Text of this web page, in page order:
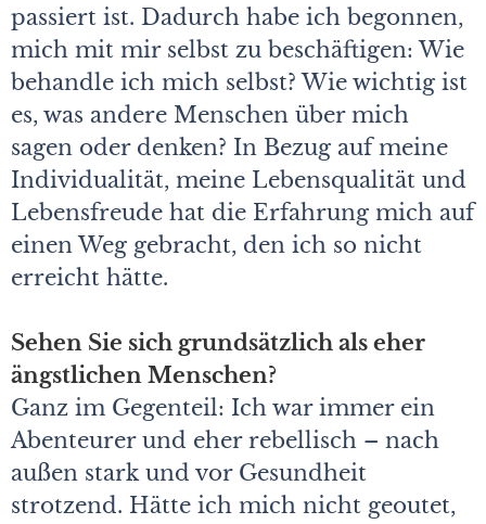
passiert ist. Dadurch habe ich begonnen,
mich mit mir selbst zu beschäftigen: Wie
behandle ich mich selbst? Wie wichtig ist
es, was andere Menschen über mich
sagen oder denken? In Bezug auf meine
Individualität, meine Lebensqualität und
Lebensfreude hat die Erfahrung mich auf
einen Weg gebracht, den ich so nicht
erreicht hätte.
Sehen Sie sich grundsätzlich als eher
ängstlichen Menschen?
Ganz im Gegenteil: Ich war immer ein
Abenteurer und eher rebellisch – nach
außen stark und vor Gesundheit
strotzend. Hätte ich mich nicht geoutet,